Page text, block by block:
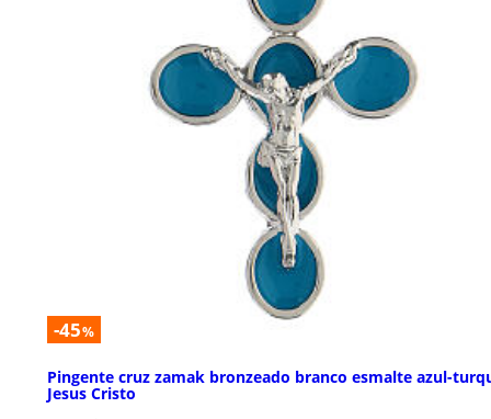
-45%
Pingente cruz zamak bronzeado branco esmalte azul-
Jesus Cristo